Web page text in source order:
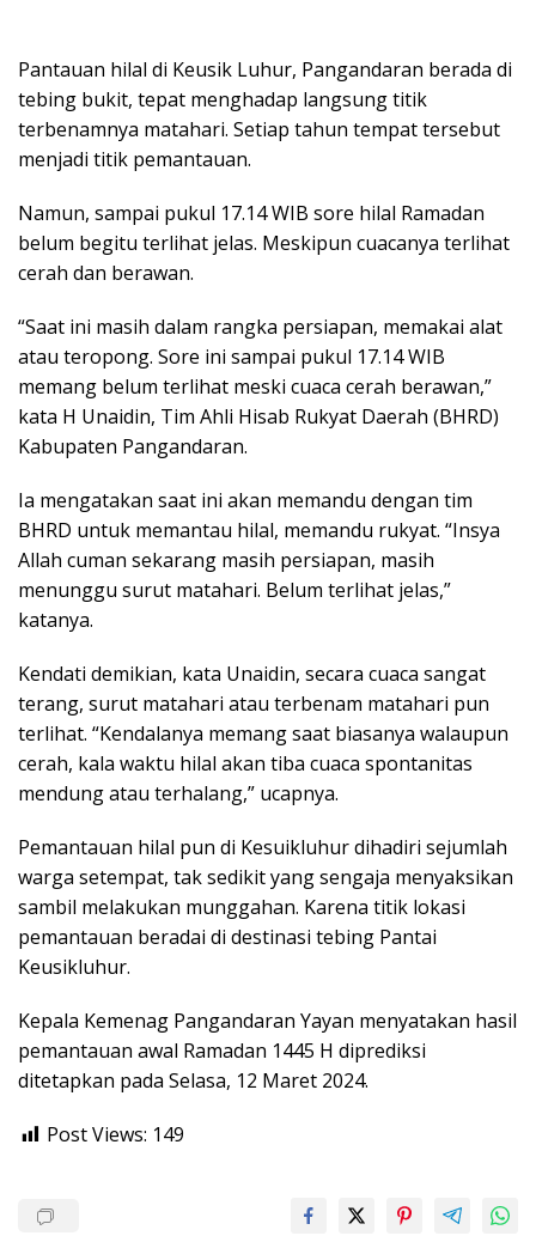
Pantauan hilal di Keusik Luhur, Pangandaran berada di
tebing bukit, tepat menghadap langsung titik
terbenamnya matahari. Setiap tahun tempat tersebut
menjadi titik pemantauan.
Namun, sampai pukul 17.14 WIB sore hilal Ramadan
belum begitu terlihat jelas. Meskipun cuacanya terlihat
cerah dan berawan.
“Saat ini masih dalam rangka persiapan, memakai alat
atau teropong. Sore ini sampai pukul 17.14 WIB
memang belum terlihat meski cuaca cerah berawan,”
kata H Unaidin, Tim Ahli Hisab Rukyat Daerah (BHRD)
Kabupaten Pangandaran.
Ia mengatakan saat ini akan memandu dengan tim
BHRD untuk memantau hilal, memandu rukyat. “Insya
Allah cuman sekarang masih persiapan, masih
menunggu surut matahari. Belum terlihat jelas,”
katanya.
Kendati demikian, kata Unaidin, secara cuaca sangat
terang, surut matahari atau terbenam matahari pun
terlihat. “Kendalanya memang saat biasanya walaupun
cerah, kala waktu hilal akan tiba cuaca spontanitas
mendung atau terhalang,” ucapnya.
Pemantauan hilal pun di Kesuikluhur dihadiri sejumlah
warga setempat, tak sedikit yang sengaja menyaksikan
sambil melakukan munggahan. Karena titik lokasi
pemantauan beradai di destinasi tebing Pantai
Keusikluhur.
Kepala Kemenag Pangandaran Yayan menyatakan hasil
pemantauan awal Ramadan 1445 H diprediksi
ditetapkan pada Selasa, 12 Maret 2024.
Post Views: 149